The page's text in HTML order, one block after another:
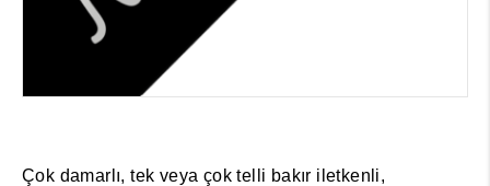
Çok damarlı, tek veya çok telli bakır iletkenli,